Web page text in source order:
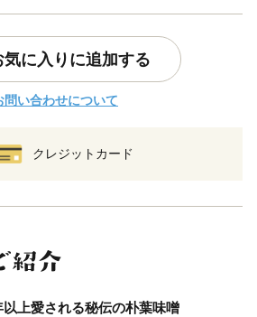
気に入りに追加する
問い合わせについて
クレジットカード
上愛される秘伝の朴葉味噌